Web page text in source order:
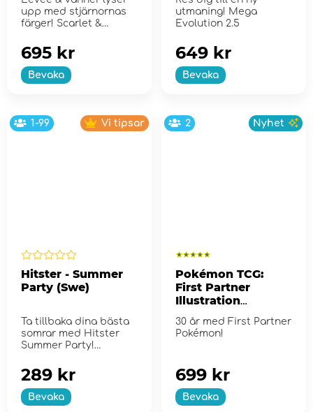
upp med stjärnornas
färger! Scarlet &
Bevaka
695 kr
utmaning! Mega
Evolution 2.5
Bevaka
649 kr
1-99 Vi tipsar
Hitster - Summer
Party (Swe)
Ta tillbaka dina bästa
somrar med Hitster
Summer Party!
Bevaka
289 kr
2 Nyhet
Pokémon TCG:
First Partner
Illustration
2
30 år med First Partner
Pokémon!
Bevaka
699 kr